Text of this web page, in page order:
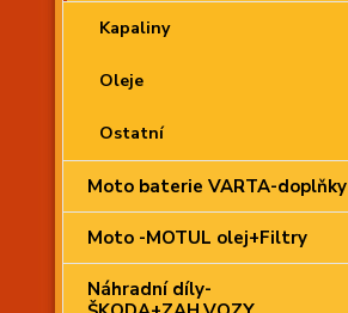
Kapaliny
Oleje
Ostatní
Moto baterie VARTA-doplňky
Moto -MOTUL olej+Filtry
Náhradní díly-